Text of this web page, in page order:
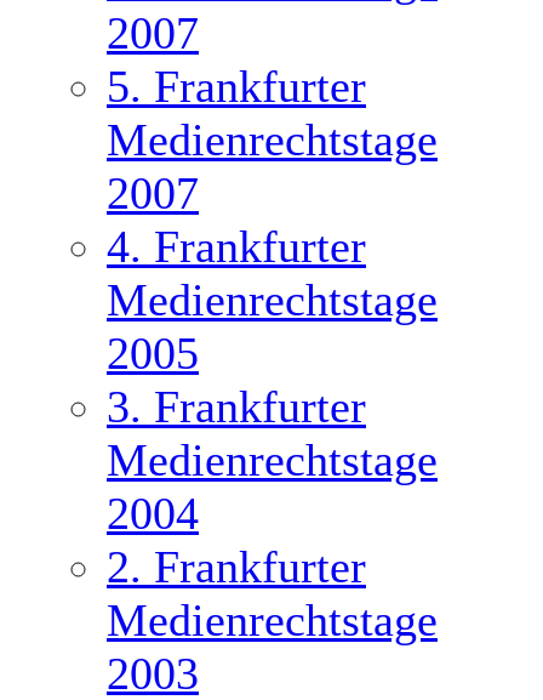
2007
5. Frankfurter
Medienrechtstage
2007
4. Frankfurter
Medienrechtstage
2005
3. Frankfurter
Medienrechtstage
2004
2. Frankfurter
Medienrechtstage
2003